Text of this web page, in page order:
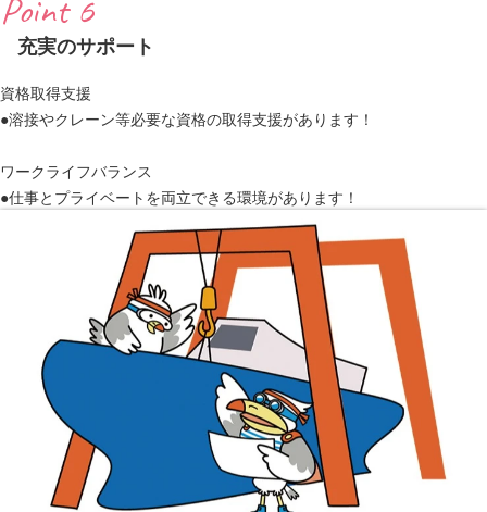
Point 6
充実のサポート
資格取得支援
●溶接やクレーン等必要な資格の取得支援があります！
ワークライフバランス
●仕事とプライベートを両立できる環境があります！